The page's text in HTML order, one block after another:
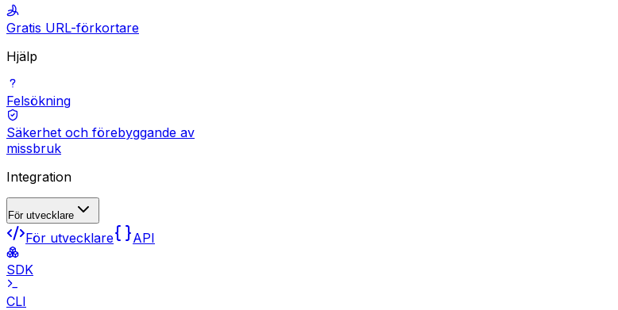
Gratis URL-förkortare
Hjälp
Felsökning
Säkerhet och förebyggande av
missbruk
Integration
För utvecklare
För utvecklare
API
SDK
CLI